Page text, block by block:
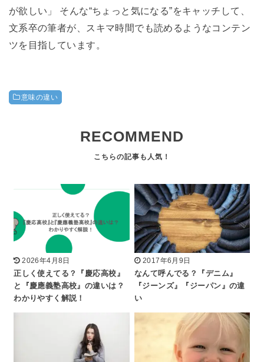
が欲しい」 そんな“ちょっと気になる”をキャッチして、
文系卒の筆者が、スキマ時間でも読めるようなコンテン
ツを目指しています。
意味の違い
RECOMMEND
2026年4月8日
正しく使えてる？『慶応高校』
と『慶應義塾高校』の違いは？
わかりやすく解説！
2017年6月9日
なんて呼んでる？『デニム』
『ジーンズ』『ジーパン』の違
い